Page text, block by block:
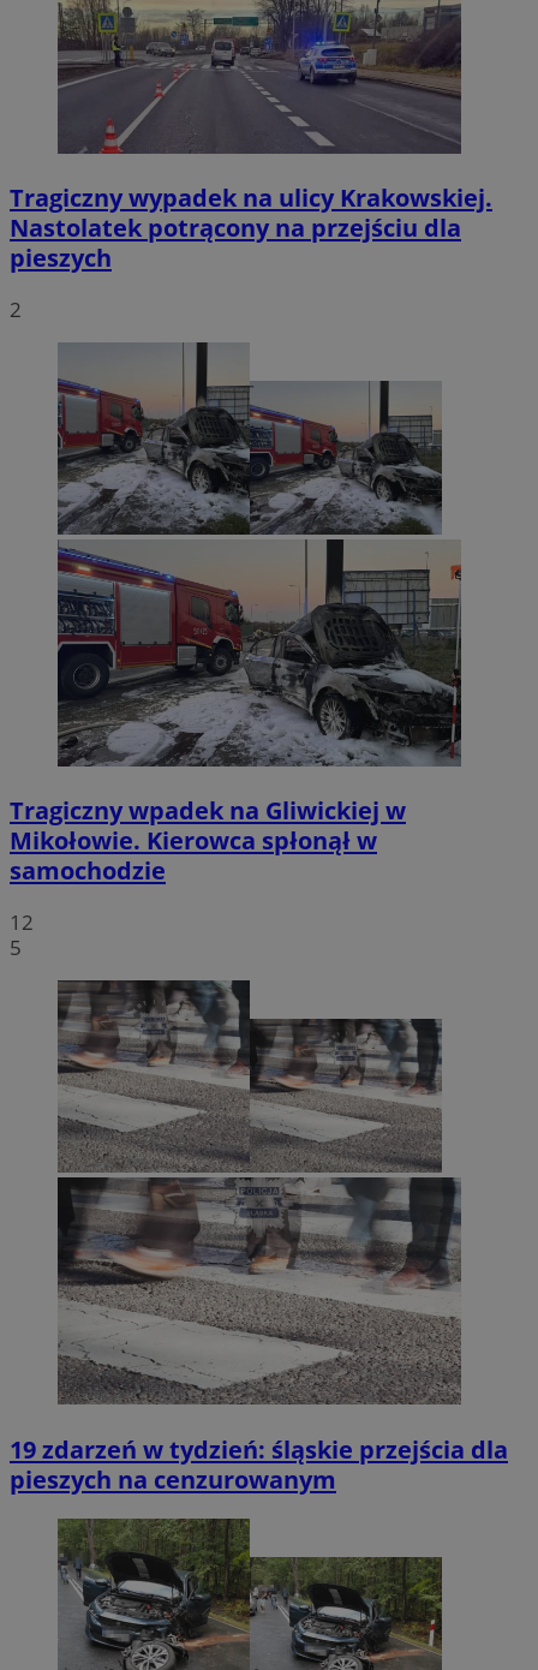
Tragiczny wypadek na ulicy Krakowskiej.
Nastolatek potrącony na przejściu dla
pieszych
2
Tragiczny wpadek na Gliwickiej w
Mikołowie. Kierowca spłonął w
samochodzie
12
5
19 zdarzeń w tydzień: śląskie przejścia dla
pieszych na cenzurowanym